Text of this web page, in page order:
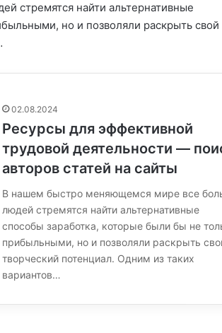
стремятся найти альтернативные
но и позволяли раскрыть свой
02.08.2024
Ресурсы для эффективной
трудовой деятельности —
авторов статей на сайты
В нашем быстро меняющемся мире все
людей стремятся найти альтернативные
способы заработка, которые были бы не
прибыльными, но и позволяли раскрыть
творческий потенциал. Одним из таких
вариантов…